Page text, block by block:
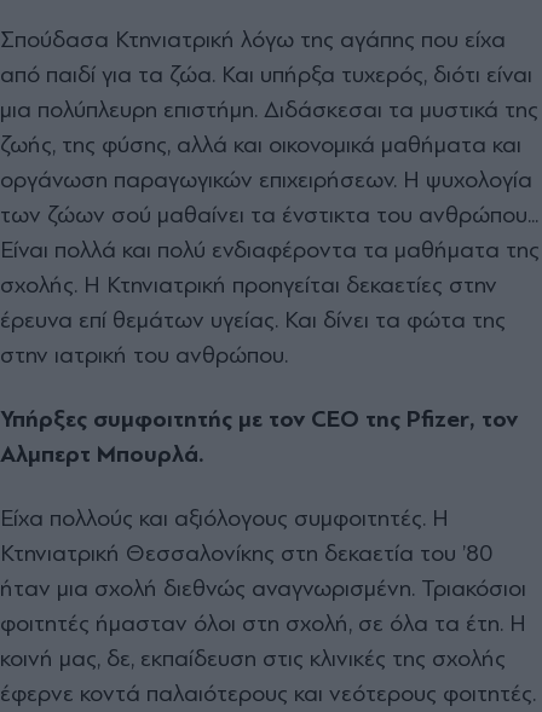
Σπούδασα Κτηνιατρική λόγω της αγάπης που είχα
από παιδί για τα ζώα. Και υπήρξα τυχερός, διότι είναι
μια πολύπλευρη επιστήμη. Διδάσκεσαι τα μυστικά της
ζωής, της φύσης, αλλά και οικονομικά μαθήματα και
οργάνωση παραγωγικών επιχειρήσεων. Η ψυχολογία
των ζώων σού μαθαίνει τα ένστικτα του ανθρώπου...
Είναι πολλά και πολύ ενδιαφέροντα τα μαθήματα της
σχολής. Η Κτηνιατρική προηγείται δεκαετίες στην
έρευνα επί θεμάτων υγείας. Και δίνει τα φώτα της
στην ιατρική του ανθρώπου.
Υπήρξες συμφοιτητής με τον CEO της Pfizer, τον
Αλμπερτ Μπουρλά.
Είχα πολλούς και αξιόλογους συμφοιτητές. Η
Κτηνιατρική Θεσσαλονίκης στη δεκαετία του ’80
ήταν μια σχολή διεθνώς αναγνωρισμένη. Τριακόσιοι
φοιτητές ήμασταν όλοι στη σχολή, σε όλα τα έτη. Η
κοινή μας, δε, εκπαίδευση στις κλινικές της σχολής
έφερνε κοντά παλαιότερους και νεότερους φοιτητές.